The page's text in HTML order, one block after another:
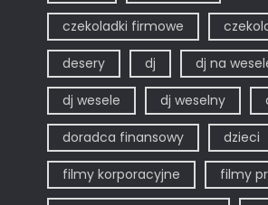
czekoladki firmowe
desery dj dj na
dj wesele dj weselny
doradca finansowy dzieci
filmy korporacyjne filmy